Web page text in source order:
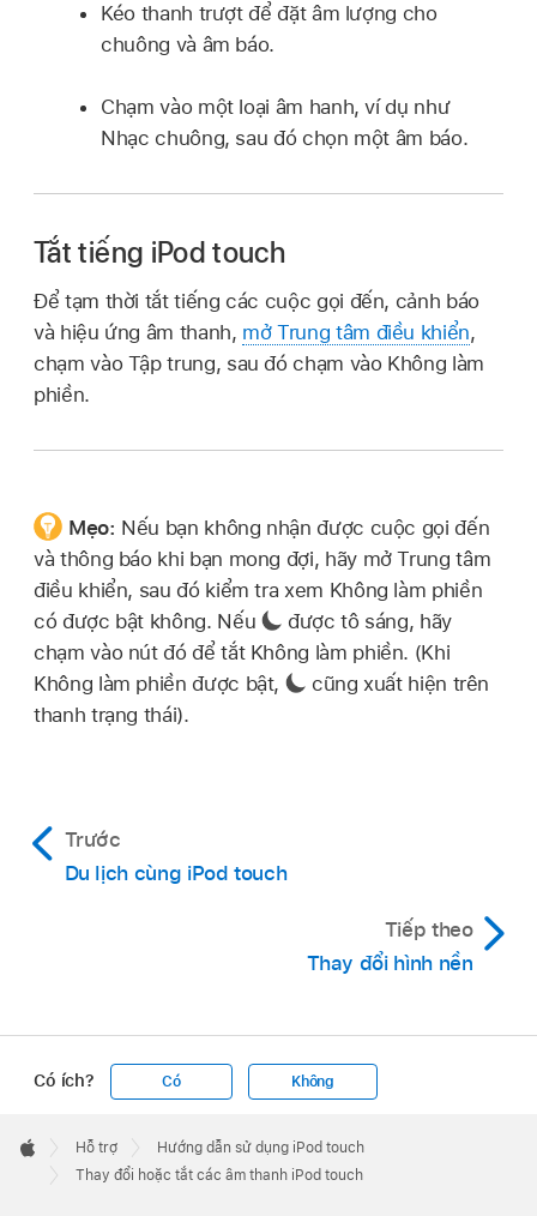
Kéo thanh trượt để đặt âm lượng cho
chuông và âm báo.
Chạm vào một loại âm hanh, ví dụ như
Nhạc chuông, sau đó chọn một âm báo.
Tắt tiếng iPod touch
Để tạm thời tắt tiếng các cuộc gọi đến, cảnh báo
và hiệu ứng âm thanh, mở Trung tâm điều khiển,
chạm vào Tập trung, sau đó chạm vào Không làm
phiền.
Mẹo: Nếu bạn không nhận được cuộc gọi đến
và thông báo khi bạn mong đợi, hãy mở Trung tâm
điều khiển, sau đó kiểm tra xem Không làm phiền
có được bật không. Nếu
được tô sáng, hãy
chạm vào nút đó để tắt Không làm phiền. (Khi
Không làm phiền được bật,
cũng xuất hiện trên
thanh trạng thái).
Trước
Du lịch cùng iPod touch
Tiếp theo
Thay đổi hình nền
Có ích? Có Không
Footer

Apple
Hỗ trợ
Hướng dẫn sử dụng iPod touch
Thay đổi hoặc tắt các âm thanh iPod touch